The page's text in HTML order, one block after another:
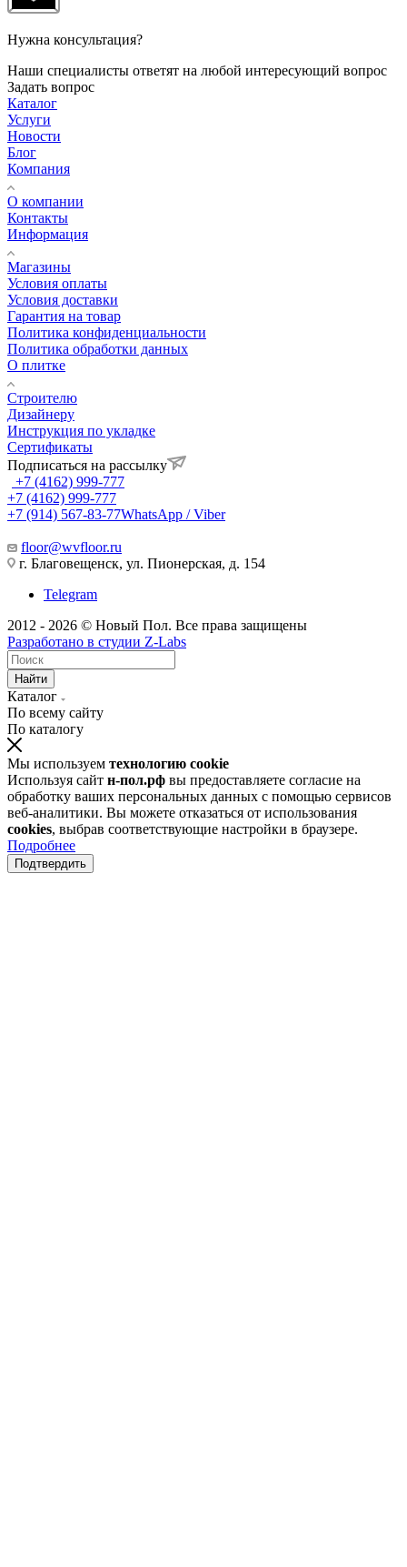
Нужна консультация?
Наши специалисты ответят на любой интересующий вопрос
Задать вопрос
Каталог
Услуги
Новости
Блог
Компания
О компании
Контакты
Информация
Магазины
Условия оплаты
Условия доставки
Гарантия на товар
Политика конфиденциальности
Политика обработки данных
О плитке
Строителю
Дизайнеру
Инструкция по укладке
Сертификаты
Подписаться на рассылку
+7 (4162) 999-777
+7 (4162) 999-777
+7 (914) 567-83-77WhatsApp / Viber
floor@wvfloor.ru
г. Благовещенск, ул. Пионерская, д. 154
Telegram
2012 - 2026 © Новый Пол. Все права защищены
Разработано в студии Z-Labs
Найти
Каталог
По всему сайту
По каталогу
Мы используем технологию cookie
Используя сайт н-пол.рф вы предоставляете согласие на
обработку ваших персональных данных с помощью сервисов
веб-аналитики. Вы можете отказаться от использования
cookies, выбрав соответствующие настройки в браузере.
Подробнее
Подтвердить